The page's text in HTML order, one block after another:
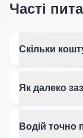
Часті
Скільки
Як далеко
Водій точно